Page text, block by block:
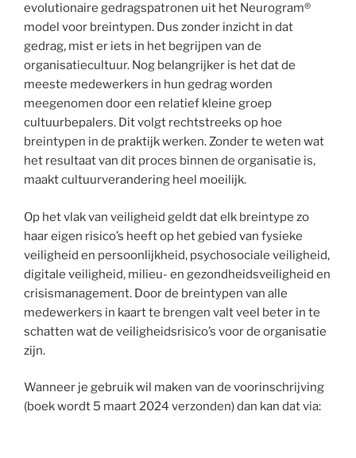
evolutionaire gedragspatronen uit het Neurogram®
model voor breintypen. Dus zonder inzicht in dat
gedrag, mist er iets in het begrijpen van de
organisatiecultuur. Nog belangrijker is het dat de
meeste medewerkers in hun gedrag worden
meegenomen door een relatief kleine groep
cultuurbepalers. Dit volgt rechtstreeks op hoe
breintypen in de praktijk werken. Zonder te weten wat
het resultaat van dit proces binnen de organisatie is,
maakt cultuurverandering heel moeilijk.
Op het vlak van veiligheid geldt dat elk breintype zo
haar eigen risico’s heeft op het gebied van fysieke
veiligheid en persoonlijkheid, psychosociale veiligheid,
digitale veiligheid, milieu- en gezondheidsveiligheid en
crisismanagement. Door de breintypen van alle
medewerkers in kaart te brengen valt veel beter in te
schatten wat de veiligheidsrisico’s voor de organisatie
zijn.
Wanneer je gebruik wil maken van de voorinschrijving
(boek wordt 5 maart 2024 verzonden) dan kan dat via: